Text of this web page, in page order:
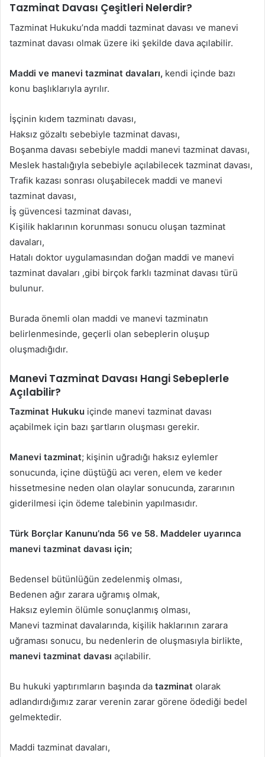
Tazminat Davası Çeşitleri Nelerdir?
Tazminat Hukuku’nda maddi tazminat davası ve manevi
tazminat davası olmak üzere iki şekilde dava açılabilir.
Maddi ve manevi tazminat davaları, kendi içinde bazı
konu başlıklarıyla ayrılır.
İşçinin kıdem tazminatı davası,
Haksız gözaltı sebebiyle tazminat davası,
Boşanma davası sebebiyle maddi manevi tazminat davası,
Meslek hastalığıyla sebebiyle açılabilecek tazminat davası,
Trafik kazası sonrası oluşabilecek maddi ve manevi
tazminat davası,
İş güvencesi tazminat davası,
Kişilik haklarının korunması sonucu oluşan tazminat
davaları,
Hatalı doktor uygulamasından doğan maddi ve manevi
tazminat davaları ,gibi birçok farklı tazminat davası türü
bulunur.
Burada önemli olan maddi ve manevi tazminatın
belirlenmesinde, geçerli olan sebeplerin oluşup
oluşmadığıdır.
Manevi Tazminat Davası Hangi Sebeplerle
Açılabilir?
Tazminat Hukuku içinde manevi tazminat davası
açabilmek için bazı şartların oluşması gerekir.
Manevi tazminat; kişinin uğradığı haksız eylemler
sonucunda, içine düştüğü acı veren, elem ve keder
hissetmesine neden olan olaylar sonucunda, zararının
giderilmesi için ödeme talebinin yapılmasıdır.
Türk Borçlar Kanunu’nda 56 ve 58. Maddeler uyarınca
manevi tazminat davası için;
Bedensel bütünlüğün zedelenmiş olması,
Bedenen ağır zarara uğramış olmak,
Haksız eylemin ölümle sonuçlanmış olması,
Manevi tazminat davalarında, kişilik haklarının zarara
uğraması sonucu, bu nedenlerin de oluşmasıyla birlikte,
manevi tazminat davası açılabilir.
Bu hukuki yaptırımların başında da tazminat olarak
adlandırdığımız zarar verenin zarar görene ödediği bedel
gelmektedir.
Maddi tazminat davaları,